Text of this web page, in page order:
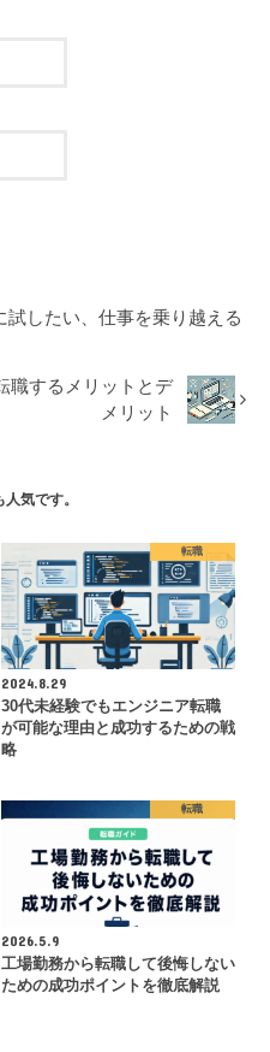
試したい、仕事を乗り越える
職するメリットとデ
メリット
気です。
転職
2024.8.29
30代未経験でもエンジニア転職
が可能な理由と成功するための戦
略
転職
2026.5.9
工場勤務から転職して後悔しない
ための成功ポイントを徹底解説